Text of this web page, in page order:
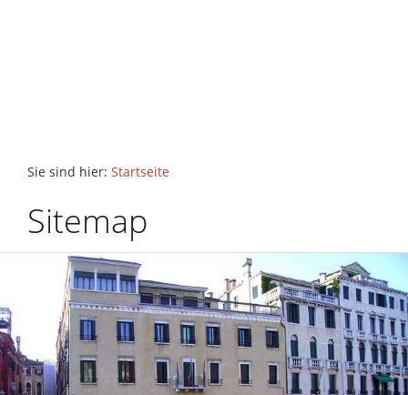
Sie sind hier: Startseite
Sitemap